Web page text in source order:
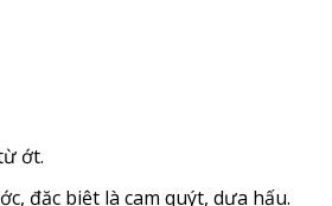
ớt.
đặc biệt là cam quýt, dưa hấu.